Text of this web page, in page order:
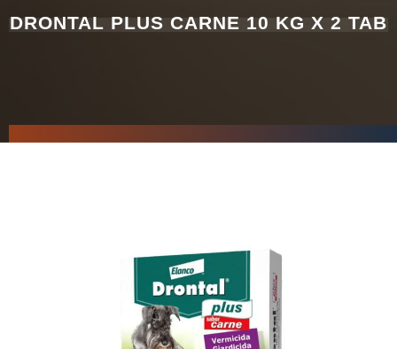
DRONTAL PLUS CARNE 10 KG X 2 TAB